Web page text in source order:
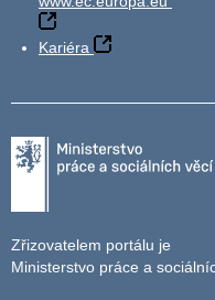
Kariéra
Zřizovatelem portálu je
Ministerstvo práce a